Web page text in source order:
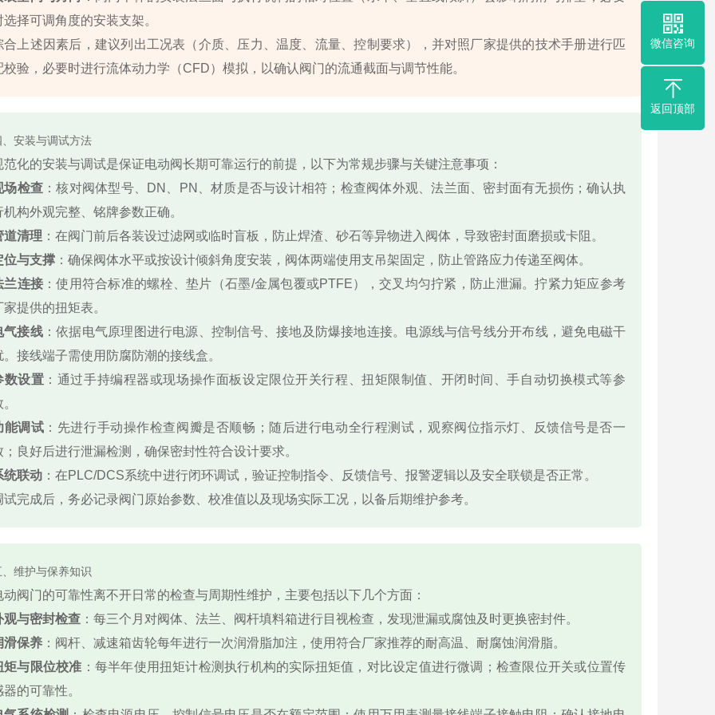
选择可调角度的安装支架。
合上述因素后，建议列出工况表（介质、压力、温度、流量、控制要求），并对照厂家提供的技术手册进行匹
校验，必要时进行流体动力学（CFD）模拟，以确认阀门的流通截面与调节性能。
、安装与调试方法
范化的安装与调试是保证电动阀长期可靠运行的前提，以下为常规步骤与关键注意事项：
场检查 ：核对阀体型号、DN、PN、材质是否与设计相符；检查阀体外观、法兰面、密封面有无损伤；确认执
机构外观完整、铭牌参数正确。
道清理 ：在阀门前后各装设过滤网或临时盲板，防止焊渣、砂石等异物进入阀体，导致密封面磨损或卡阻。
位与支撑 ：确保阀体水平或按设计倾斜角度安装，阀体两端使用支吊架固定，防止管路应力传递至阀体。
兰连接 ：使用符合标准的螺栓、垫片（石墨/金属包覆或PTFE），交叉均匀拧紧，防止泄漏。拧紧力矩应参考
家提供的扭矩表。
气接线：依据电气原理图进行电源、控制信号、接地及防爆接地连接。电源线与信号线分开布线，避免电磁干
。接线端子需使用防腐防潮的接线盒。
数设置 ：通过手持编程器或现场操作面板设定限位开关行程、扭矩限制值、开闭时间、手自动切换模式等参
能调试 ：先进行手动操作检查阀瓣是否顺畅；随后进行电动全行程测试，观察阀位指示灯、反馈信号是否一
；良好后进行泄漏检测，确保密封性符合设计要求。
统联动 ：在PLC/DCS系统中进行闭环调试，验证控制指令、反馈信号、报警逻辑以及安全联锁是否正常。
试完成后，务必记录阀门原始参数、校准值以及现场实际工况，以备后期维护参考。
、维护与保养知识
动阀门的可靠性离不开日常的检查与周期性维护，主要包括以下几个方面：
观与密封检查 ：每三个月对阀体、法兰、阀杆填料箱进行目视检查，发现泄漏或腐蚀及时更换密封件。
滑保养 ：阀杆、减速箱齿轮每年进行一次润滑脂加注，使用符合厂家推荐的耐高温、耐腐蚀润滑脂。
矩与限位校准 ：每半年使用扭矩计检测执行机构的实际扭矩值，对比设定值进行微调；检查限位开关或位置传
器的可靠性。
微信咨询
返回顶部